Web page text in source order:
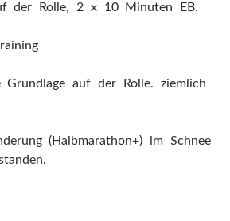
der Rolle, 2 x 10 Minuten EB.
Grundlage auf der Rolle. ziemlich
(Halbmarathon+) im Schnee